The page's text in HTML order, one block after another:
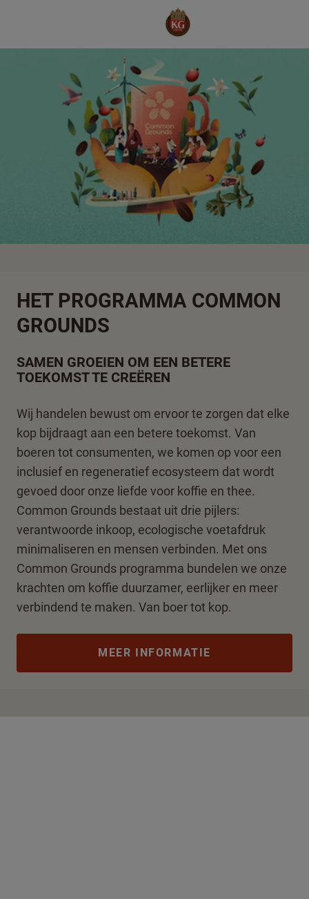
HET PROGRAMMA COMMON
GROUNDS
SAMEN GROEIEN OM EEN BETERE
TOEKOMST TE CREËREN
Wij handelen bewust om ervoor te zorgen dat elke
kop bijdraagt aan een betere toekomst. Van
boeren tot consumenten, we komen op voor een
inclusief en regeneratief ecosysteem dat wordt
gevoed door onze liefde voor koffie en thee.
Common Grounds bestaat uit drie pijlers:
verantwoorde inkoop, ecologische voetafdruk
minimaliseren en mensen verbinden. Met ons
Common Grounds programma bundelen we onze
krachten om koffie duurzamer, eerlijker en meer
verbindend te maken. Van boer tot kop.
MEER INFORMATIE